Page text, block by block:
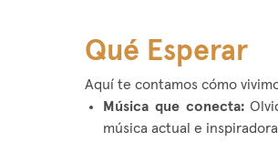
Qué Esperar
Aquí te contamos cómo
Música que conecta:
música actual e